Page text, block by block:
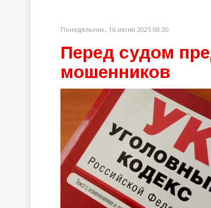
Понедельник, 16 июня 2025 08:30
Перед судом
мошенников